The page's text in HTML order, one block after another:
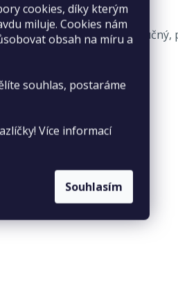
cookies, díky kterým
miluje. Cookies nám
obsah na míru a
souhlas, postaráme
Více informací
Souhlasím
degu) je karob příliš tučný,